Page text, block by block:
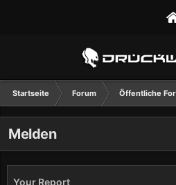
Startseite Forum Öffentliche
Melden
Your Report